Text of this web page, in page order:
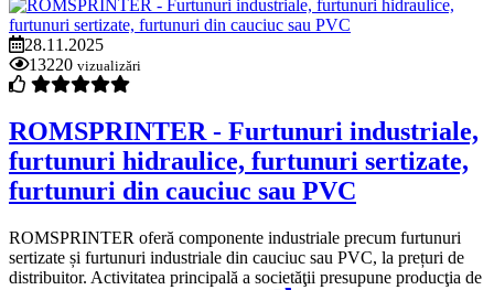
28.11.2025
13220 vizualizări
ROMSPRINTER - Furtunuri industriale,
furtunuri hidraulice, furtunuri sertizate,
furtunuri din cauciuc sau PVC
ROMSPRINTER oferă componente industriale precum furtunuri
sertizate și furtunuri industriale din cauciuc sau PVC, la prețuri de
distribuitor. Activitatea principală a societăţii presupune producţia de